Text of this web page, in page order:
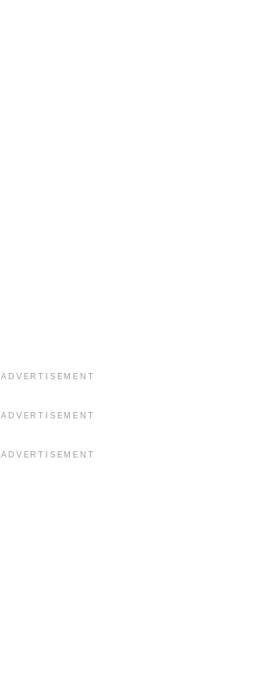
ADVERTISEMENT
ADVERTISEMENT
ADVERTISEMENT